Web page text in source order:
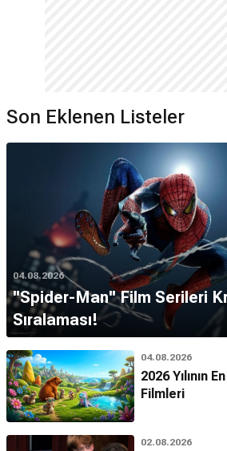
Son Eklenen Listeler
04.08.2026
''Spider-Man'' Film Serileri
Sıralaması!
04.08.2026
2026 Yılının
Filmleri
02.08.2026